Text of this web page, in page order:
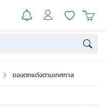
ของตกแต่งตามเทศกาล